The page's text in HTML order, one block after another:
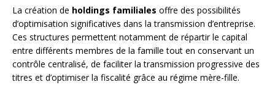
La création de holdings familiales offre des possibilités
d’optimisation significatives dans la transmission d’entreprise.
Ces structures permettent notamment de répartir le capital
entre différents membres de la famille tout en conservant un
contrôle centralisé, de faciliter la transmission progressive des
titres et d’optimiser la fiscalité grâce au régime mère-fille.